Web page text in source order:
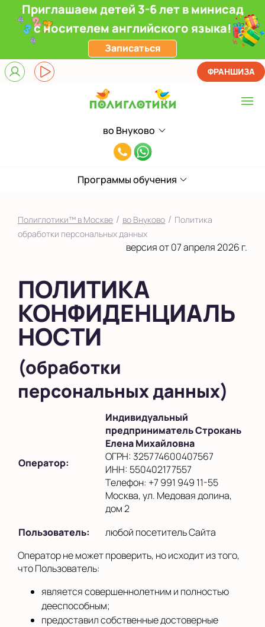
Приглашаем детей 3-6 лет в минисад
с носителем английского языка!
Записаться
во Внуково
Выберите центр
Верхние Лихоборы
ЖК Прокшино
Фили
Якиманка
в Южном Бутово
во Внуково
на Беломорской
на Коломенской
в Московской
Показать на карте
Выбрать другой город
8(991)949-
55
ФРАНШИЗА
Программы обучения
Полиглотики™ в Москве / во Внуково / Политика
обработки персональных данных
версия от 07 апреля 2026 г.
ПОЛИТИКА
КОНФИДЕНЦИАЛЬ
НОСТИ
(обработки
персональных данных)
Оператор:
Индивидуальный
предприниматель Строкань
Елена Михайловна
ОГРН: 325774600407567
ИНН: 550402177557
Телефон: +7 991 949 11-55
Москва, ул. Медовая долина,
дом 2
Пользователь:
любой посетитель Сайта
Оператор не может проверить, но исходит из того,
что Пользователь:
является совершеннолетним и полностью
дееспособным;
предоставил собственные достоверные